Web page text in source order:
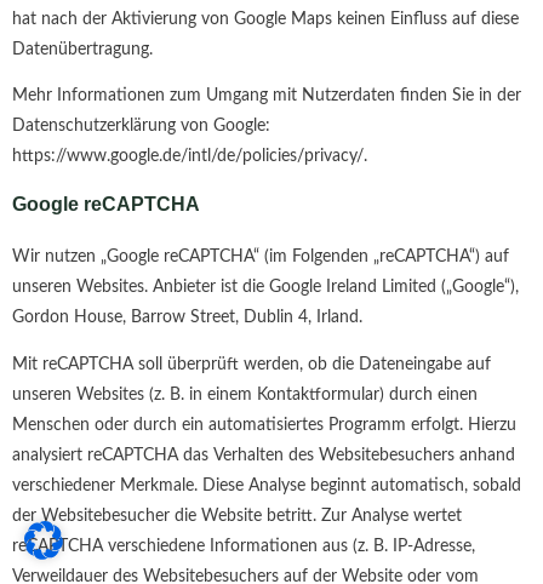
hat nach der Aktivierung von Google Maps keinen Einfluss auf diese
Datenübertragung.
Mehr Informationen zum Umgang mit Nutzerdaten finden Sie in der
Datenschutzerklärung von Google:
https://www.google.de/intl/de/policies/privacy/.
Google reCAPTCHA
Wir nutzen „Google reCAPTCHA“ (im Folgenden „reCAPTCHA“) auf
unseren Websites. Anbieter ist die Google Ireland Limited („Google“),
Gordon House, Barrow Street, Dublin 4, Irland.
Mit reCAPTCHA soll überprüft werden, ob die Dateneingabe auf
unseren Websites (z. B. in einem Kontaktformular) durch einen
Menschen oder durch ein automatisiertes Programm erfolgt. Hierzu
analysiert reCAPTCHA das Verhalten des Websitebesuchers anhand
verschiedener Merkmale. Diese Analyse beginnt automatisch, sobald
der Websitebesucher die Website betritt. Zur Analyse wertet
reCAPTCHA verschiedene Informationen aus (z. B. IP-Adresse,
Verweildauer des Websitebesuchers auf der Website oder vom